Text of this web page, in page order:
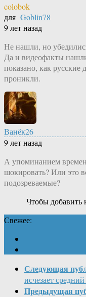
colobok
для Goblin78
9 лет назад
Не нашли, но
Да и видеофакты
показано, как русские
проникли.
Ванёк26
9 лет назад
А упоминанием
шокировать? Или это
подозреваемые?
Чтобы добавить
Свежее:
Следующая
исчезает
Предыдущая